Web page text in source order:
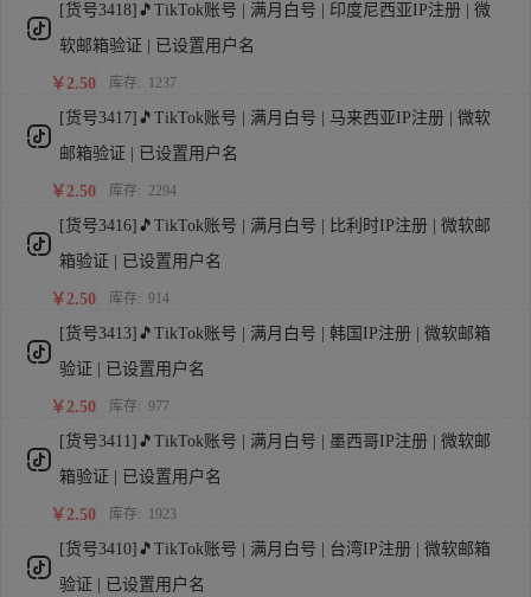
[货号3418]🎵TikTok账号 | 满月白号 | 印度尼西亚IP注册 | 微
软邮箱验证 | 已设置用户名
￥2.50 库存: 1237
[货号3417]🎵TikTok账号 | 满月白号 | 马来西亚IP注册 | 微软
邮箱验证 | 已设置用户名
￥2.50 库存: 2294
[货号3416]🎵TikTok账号 | 满月白号 | 比利时IP注册 | 微软邮
箱验证 | 已设置用户名
￥2.50 库存: 914
[货号3413]🎵TikTok账号 | 满月白号 | 韩国IP注册 | 微软邮箱
验证 | 已设置用户名
￥2.50 库存: 977
[货号3411]🎵TikTok账号 | 满月白号 | 墨西哥IP注册 | 微软邮
箱验证 | 已设置用户名
￥2.50 库存: 1923
[货号3410]🎵TikTok账号 | 满月白号 | 台湾IP注册 | 微软邮箱
验证 | 已设置用户名